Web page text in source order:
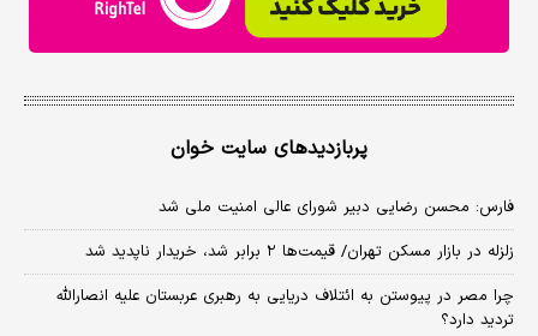
پربازدیدهای سایت خوان
فارس: محسن رضایی دبیر شورای عالی امنیت ملی شد
زلزله در بازار مسکن تهران/ قیمت‌ها ۲ برابر شد، خریدار ناپدید شد
چرا مصر در پیوستن به ائتلاف دریایی به رهبری عربستان علیه انصارالله
تردید دارد؟